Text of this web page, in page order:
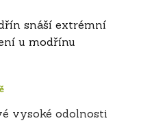
snáší extrémní
u modřínu
vysoké odolnosti